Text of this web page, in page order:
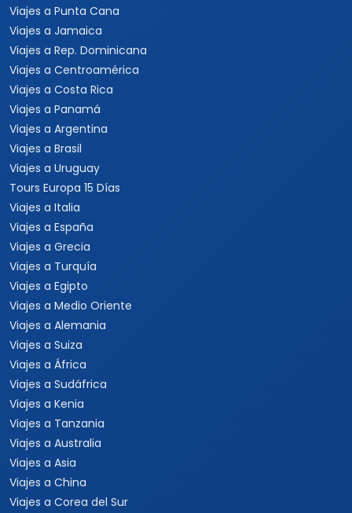
Viajes a Punta Cana
Viajes a Jamaica
Viajes a Rep. Dominicana
Viajes a Centroamérica
Viajes a Costa Rica
Viajes a Panamá
Viajes a Argentina
Viajes a Brasil
Viajes a Uruguay
Tours Europa 15 Días
Viajes a Italia
Viajes a España
Viajes a Grecia
Viajes a Turquía
Viajes a Egipto
Viajes a Medio Oriente
Viajes a Alemania
Viajes a Suiza
Viajes a África
Viajes a Sudáfrica
Viajes a Kenia
Viajes a Tanzania
Viajes a Australia
Viajes a Asia
Viajes a China
Viajes a Corea del Sur